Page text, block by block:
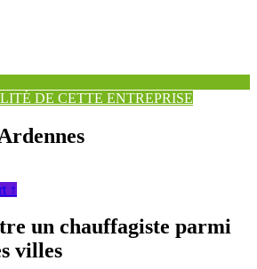
DE CETTE ENTREPRISE
↑
un chauffagiste parmi
villes